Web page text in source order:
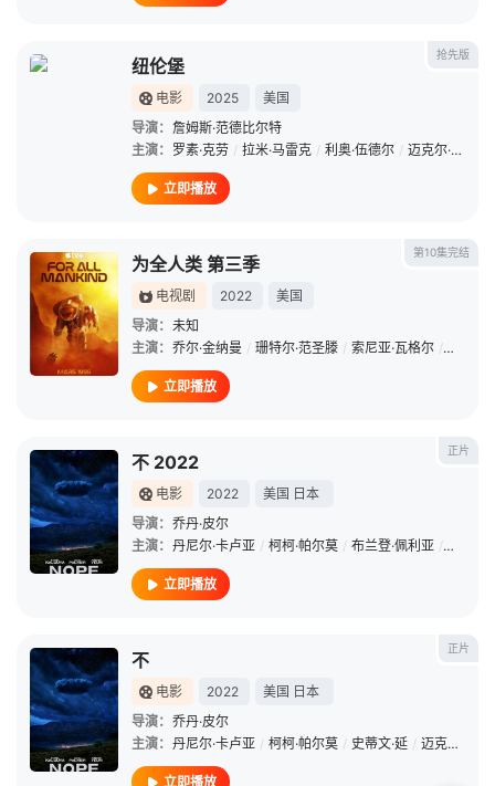
抢先版
纽伦堡
电影 2025
美国
导演： 詹姆斯·范德比尔特
主演： 罗素·克劳 / 拉米·马雷克 / 利奥·伍德尔 / 迈克尔·珊农
立即播放
第10集完结
为全人类 第三季
电视剧 2022
美国
导演： 未知
主演： 乔尔·金纳曼 / 珊特尔·范圣滕 / 索尼亚·瓦格尔 / 杰西卡·
立即播放
正片
不 2022
电影 2022 美国 日本
导演： 乔丹·皮尔
主演： 丹尼尔·卡卢亚 / 柯柯·帕尔莫 / 布兰登·佩利亚 / 迈克尔
立即播放
正片
不
电影 2022 美国 日本
导演： 乔丹·皮尔
主演： 丹尼尔·卡卢亚 / 柯柯·帕尔莫 / 史蒂文·延 / 迈克尔·维克特
立即播放